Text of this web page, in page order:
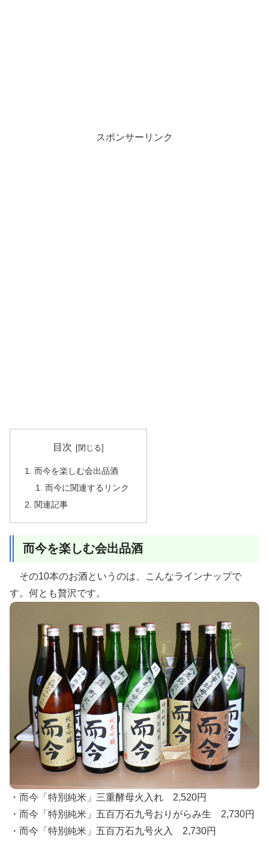
スポンサーリンク
目次
而今を楽しむ会出品酒
而今に関連するリンク
関連記事
而今を楽しむ会出品酒
その10本のお酒というのは、こんなラインナップで
す。何とも贅沢です。
・而今「特別純米」三重酵母火入れ 2,520円
・而今「特別純米」五百万石九号おりがらみ生 2,730円
・而今「特別純米」五百万石九号火入 2,730円